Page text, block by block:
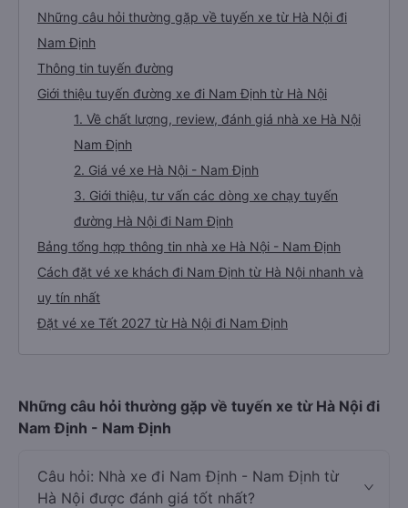
Những câu hỏi thường gặp về tuyến xe từ Hà Nội đi
Nam Định
Thông tin tuyến đường
Giới thiệu tuyến đường xe đi Nam Định từ Hà Nội
1. Về chất lượng, review, đánh giá nhà xe Hà Nội
Nam Định
2. Giá vé xe Hà Nội - Nam Định
3. Giới thiệu, tư vấn các dòng xe chạy tuyến
đường Hà Nội đi Nam Định
Bảng tổng hợp thông tin nhà xe Hà Nội - Nam Định
Cách đặt vé xe khách đi Nam Định từ Hà Nội nhanh và
uy tín nhất
Đặt vé xe Tết 2027 từ Hà Nội đi Nam Định
Những câu hỏi thường gặp về tuyến xe từ Hà Nội đi
Nam Định - Nam Định
Câu hỏi: Nhà xe đi Nam Định - Nam Định từ
Hà Nội được đánh giá tốt nhất?